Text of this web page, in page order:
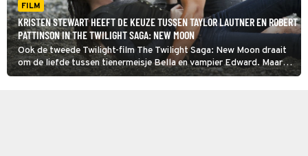
FILM
KRISTEN STEWART HEEFT DE KEUZE TUSSEN TAYLOR LAUTNER EN ROBERT
PATTINSON IN THE TWILIGHT SAGA: NEW MOON
Ook de tweede Twilight-film The Twilight Saga: New Moon draait
om de liefde tussen tienermeisje Bella en vampier Edward. Maar
houdt die liefde ook stand?